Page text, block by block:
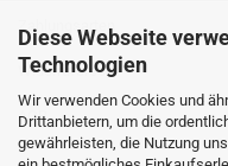
Diese Webseite
Technologien
Wir verwenden Cookies und
Drittanbietern, um die
gewährleisten, die Nutzung
Zahlungsarten
Widerrufsrecht
AGB